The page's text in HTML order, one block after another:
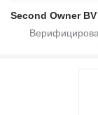
Second Owner BV